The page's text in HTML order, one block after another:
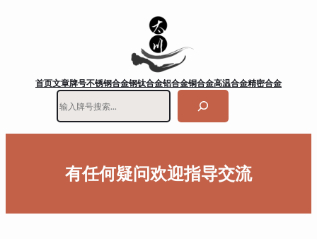
首页文章牌号不锈钢合金钢钛合金铝合金铜合金高温合金精密合金
有任何疑问欢迎指导交流